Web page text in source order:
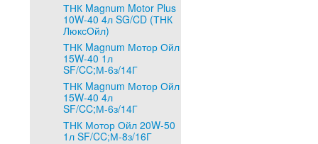
ТНК Magnum Motor Plus
10W-40 4л SG/CD (ТНК
ЛюксОйл)
ТНК Magnum Мотор Ойл
15W-40 1л
SF/CC;М-6з/14Г
ТНК Magnum Мотор Ойл
15W-40 4л
SF/CC;М-6з/14Г
ТНК Мотор Ойл 20W-50
1л SF/CC;М-8з/16Г